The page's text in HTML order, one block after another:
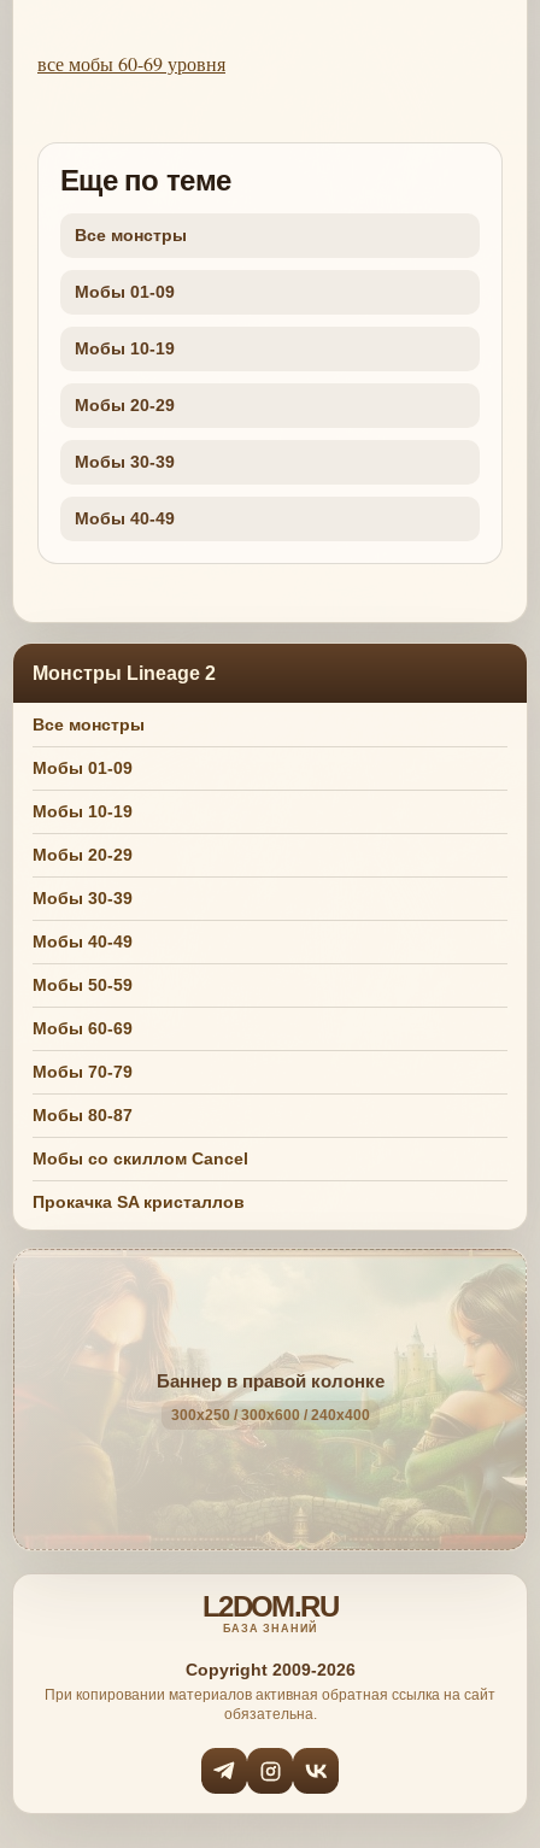
все мобы 60-69 уровня
Еще по теме
Все монстры
Мобы 01-09
Мобы 10-19
Мобы 20-29
Мобы 30-39
Мобы 40-49
Монстры Lineage 2
Все монстры
Мобы 01-09
Мобы 10-19
Мобы 20-29
Мобы 30-39
Мобы 40-49
Мобы 50-59
Мобы 60-69
Мобы 70-79
Мобы 80-87
Мобы со скиллом Cancel
Прокачка SA кристаллов
Баннер в правой колонке
300x250 / 300x600 / 240x400
L2DOM.RU
БАЗА ЗНАНИЙ
Copyright 2009-2026
При копировании материалов активная обратная ссылка на сайт
обязательна.